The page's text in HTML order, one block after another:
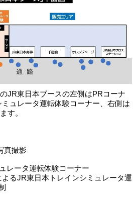
JR東日本ブースの左側はPRコーナ
ュレータ運転体験コーナー、右側は
す。
真撮影
レータ運転体験コーナー
よるJR東日本トレインシミュレータ運